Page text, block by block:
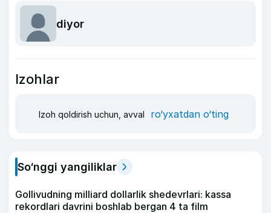
diyor
Izohlar
Izoh qoldirish uchun, avval ro‘yxatdan o‘ting
So‘nggi yangiliklar
Gollivudning milliard dollarlik shedevrlari: kassa
rekordlari davrini boshlab bergan 4 ta film